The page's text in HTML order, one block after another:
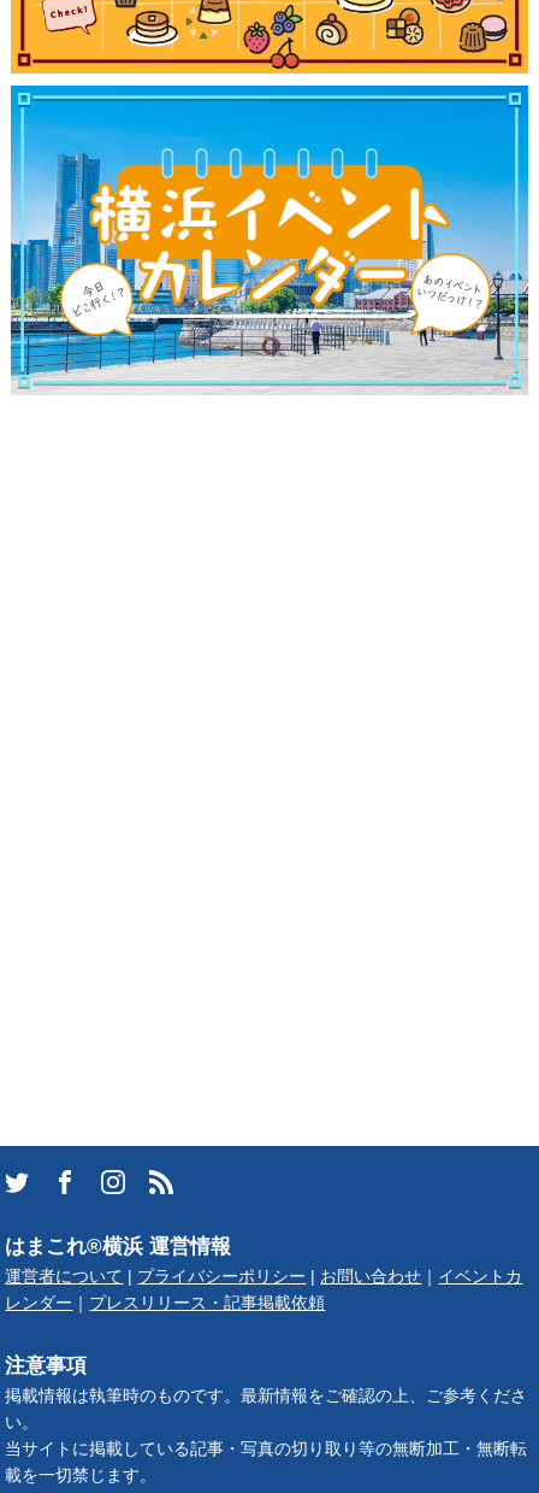
はまこれ®横浜 運営情報
運営者について プライバシーポリシー お問い合わせ
イベントカ
レンダー
プレスリリース・記事掲載依頼
注意事項
掲載情報は執筆時のものです。最新情報をご確認の上、ご参考くださ
い。
当サイトに掲載している記事・写真の切り取り等の無断加工・無断転
載を一切禁じます。